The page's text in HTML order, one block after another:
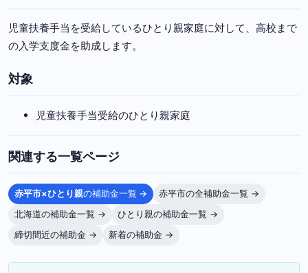
児童扶養手当を受給しているひとり親家庭に対して、高校まで
の入学支度金を助成します。
対象
児童扶養手当受給のひとり親家庭
関連する一覧ページ
赤平市×ひとり親の補助金一覧 →
赤平市の全補助金一覧 →
北海道の補助金一覧 →
ひとり親の補助金一覧 →
締切間近の補助金 →
新着の補助金 →